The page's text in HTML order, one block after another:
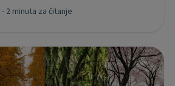
- 2 minuta za čitanje